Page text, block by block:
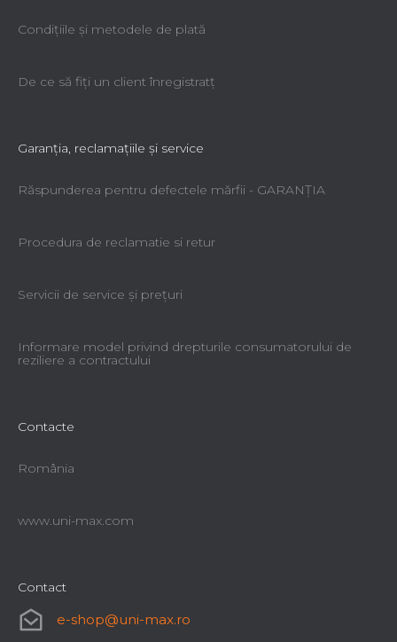
Condiţiile şi metodele de plată
De ce să fiţi un client înregistratţ
Garanţia, reclamaţiile şi service
Răspunderea pentru defectele mărfii - GARANŢIA
Procedura de reclamatie si retur
Servicii de service şi preţuri
Informare model privind drepturile consumatorului de
reziliere a contractului
Contacte
România
www.uni-max.com
Contact
e-shop@uni-max.ro